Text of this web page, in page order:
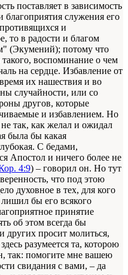
поставляет в зависимость
благоприятия служения его
и
то в радости и благом
(Экумений); потому что
такого, воспоминание о чем
на сердце. Избавление от
их нашествия и во
случайности, или со
другов, которые
и избавлением. Но
так, как желал и ожидал
была бы какая
С бедами,
Апостол и ничего более не
4:9) – говорил он. Но тут
что под этою
духовное в тех, для кого
бы его всякого
принятие
об этом всегда бы
других просит молиться,
разумеется та, которою
так: помогите мне вашею
свидания с вами, – да